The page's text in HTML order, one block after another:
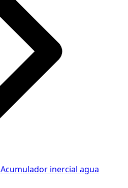
Acumulador inercial agua